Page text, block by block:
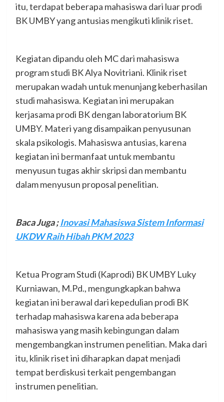
itu, terdapat beberapa mahasiswa dari luar prodi
BK UMBY yang antusias mengikuti klinik riset.
Kegiatan dipandu oleh MC dari mahasiswa
program studi BK Alya Novitriani. Klinik riset
merupakan wadah untuk menunjang keberhasilan
studi mahasiswa. Kegiatan ini merupakan
kerjasama prodi BK dengan laboratorium BK
UMBY. Materi yang disampaikan penyusunan
skala psikologis. Mahasiswa antusias, karena
kegiatan ini bermanfaat untuk membantu
menyusun tugas akhir skripsi dan membantu
dalam menyusun proposal penelitian.
Baca Juga ;Inovasi Mahasiswa Sistem Informasi
UKDW Raih Hibah PKM 2023
Ketua Program Studi (Kaprodi) BK UMBY Luky
Kurniawan, M.Pd., mengungkapkan bahwa
kegiatan ini berawal dari kepedulian prodi BK
terhadap mahasiswa karena ada beberapa
mahasiswa yang masih kebingungan dalam
mengembangkan instrumen penelitian. Maka dari
itu, klinik riset ini diharapkan dapat menjadi
tempat berdiskusi terkait pengembangan
instrumen penelitian.